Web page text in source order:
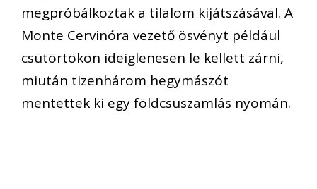
megpróbálkoztak a tilalom kijátszásával. A
Monte Cervinóra vezető ösvényt például
csütörtökön ideiglenesen le kellett zárni,
miután tizenhárom hegymászót
mentettek ki egy földcsuszamlás nyomán.